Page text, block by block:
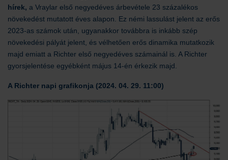
hírek, a Vraylar első negyedéves árbevétele 23 százalékos
növekedést mutatott éves alapon. Ez némi lassulást jelent az erős
2023-as számok után, ugyanakkor továbbra is inkább szép
növekedési pályát jelent, és vélhetően erős dinamika mutatkozik
majd emiatt a Richter első negyedéves számainál is. A Richter
gyorsjelentése egyébként május 14-én érkezik majd.
A Richter napi grafikonja (2024. 04. 29. 11:00)